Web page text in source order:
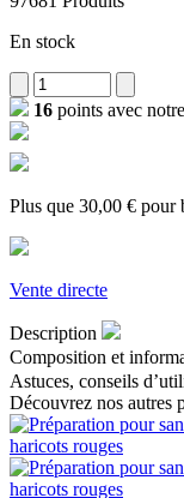
En stock
16 points avec
Plus que 30,00 € pour
Vente directe
Description
Composition et
Astuces, conseils
Découvrez nos autres